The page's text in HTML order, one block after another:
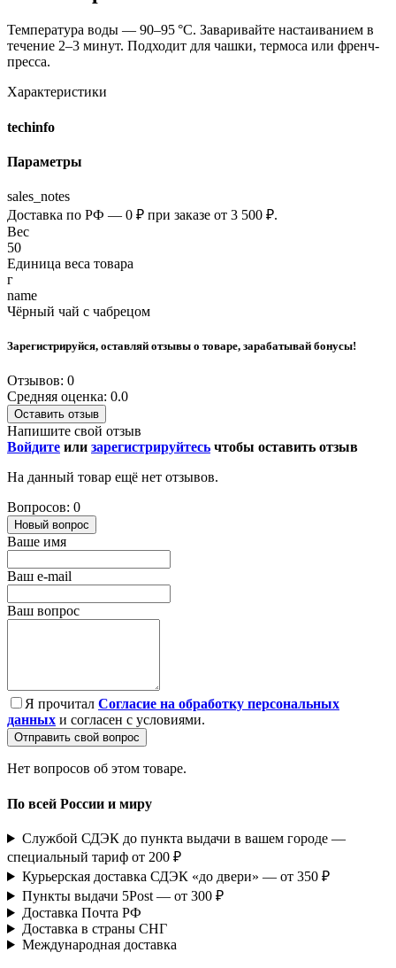
Температура воды — 90–95 °C. Заваривайте настаиванием в
течение 2–3 минут. Подходит для чашки, термоса или френч-
пресса.
Характеристики
techinfo
Параметры
sales_notes
Доставка по РФ — 0 ₽ при заказе от 3 500 ₽.
Вес
50
Единица веса товара
г
name
Чёрный чай с чабрецом
Зарегистрируйся, оставляй отзывы о товаре, зарабатывай бонусы!
Отзывов: 0
Средняя оценка: 0.0
Оставить отзыв
Напишите свой отзыв
Войдите или зарегистрируйтесь чтобы оставить отзыв
На данный товар ещё нет отзывов.
Вопросов: 0
Новый вопрос
Ваше имя
Ваш e-mail
Ваш вопрос
Я прочитал Согласие на обработку персональных
данных и согласен с условиями.
Отправить свой вопрос
Нет вопросов об этом товаре.
По всей России и миру
Службой СДЭК до пункта выдачи в вашем городе —
специальный тариф от 200 ₽
Курьерская доставка СДЭК «до двери» — от 350 ₽
Пункты выдачи 5Post — от 300 ₽
Доставка Почта РФ
Доставка в страны СНГ
Международная доставка